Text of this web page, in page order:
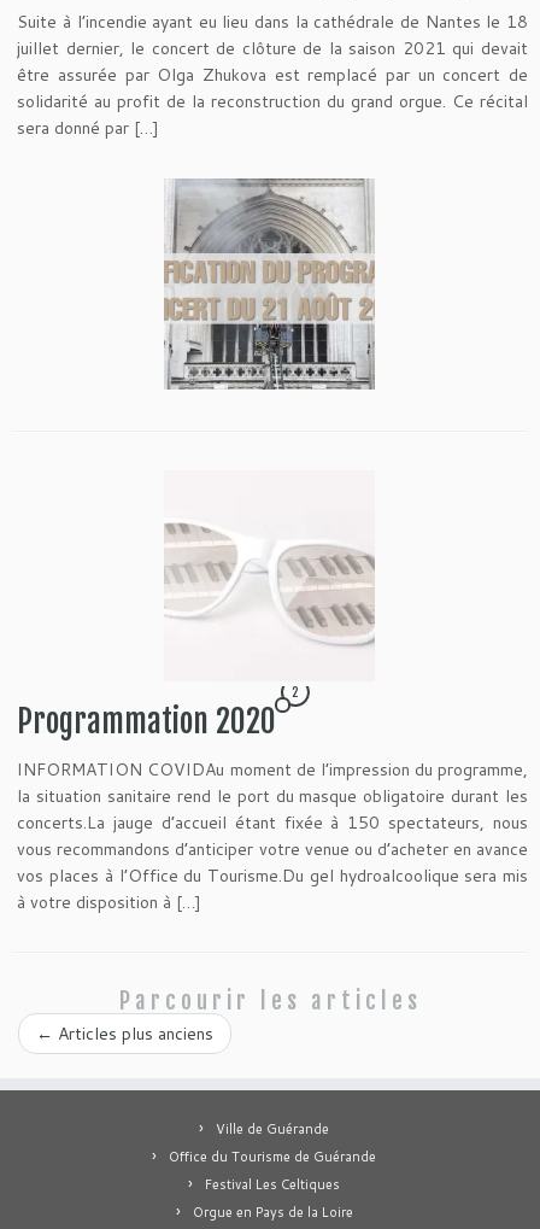
Suite à l’incendie ayant eu lieu dans la cathédrale de Nantes le 18
juillet dernier, le concert de clôture de la saison 2021 qui devait
être assurée par Olga Zhukova est remplacé par un concert de
solidarité au profit de la reconstruction du grand orgue. Ce récital
sera donné par […]
Programmation 2020
2
INFORMATION COVIDAu moment de l’impression du programme,
la situation sanitaire rend le port du masque obligatoire durant les
concerts.La jauge d’accueil étant fixée à 150 spectateurs, nous
vous recommandons d’anticiper votre venue ou d’acheter en avance
vos places à l’Office du Tourisme.Du gel hydroalcoolique sera mis
à votre disposition à […]
Parcourir les articles
← Articles plus anciens
Ville de Guérande
Office du Tourisme de Guérande
Festival Les Celtiques
Orgue en Pays de la Loire